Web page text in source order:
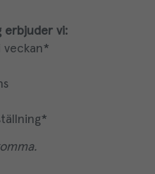
erbjuder vi:
veckan*